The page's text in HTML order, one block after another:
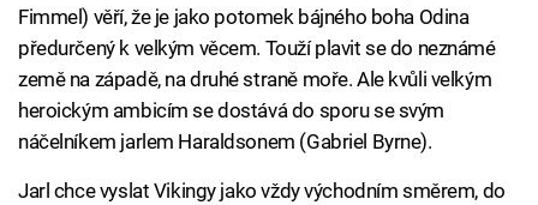
Fimmel) věří, že je jako potomek bájného boha Odina
předurčený k velkým věcem. Touží plavit se do neznámé
země na západě, na druhé straně moře. Ale kvůli velkým
heroickým ambicím se dostává do sporu se svým
náčelníkem jarlem Haraldsonem (Gabriel Byrne).
Jarl chce vyslat Vikingy jako vždy východním směrem, do